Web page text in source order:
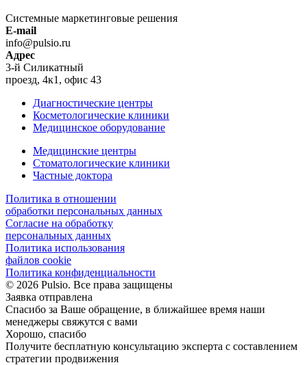
Системные маркетинговые решения
E-mail
info@pulsio.ru
Адрес
3-й Силикатный
проезд, 4к1, офис 43
Диагностические центры
Косметологические клиники
Медицинское оборудование
Медицинские центры
Стоматологические клиники
Частные доктора
Политика в отношении
обработки персональных данных
Согласие на обработку
персональных данных
Политика использования
файлов cookie
Политика конфиденциальности
© 2026 Pulsio. Все права защищены
Заявка отправлена
Спасибо за Ваше обращение, в ближайшее время наши
менеджеры свяжутся с вами
Хорошо, спасибо
Получите бесплатную консультацию эксперта с составлением
стратегии продвижения